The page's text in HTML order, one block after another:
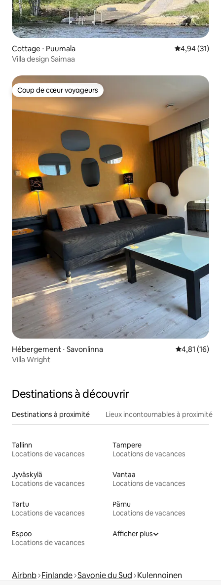
Cottage ⋅ Puumala Évaluation
4,94 (31)
Villa design Saimaa
Coup de cœur voyageurs
Coup de cœur voyageurs
Hébergement ⋅ Savonlinna Évaluation
4,81 (16)
Villa Wright
Destinations à découvrir
Destinations à proximité Lieux incontournables à proximité
Tallinn
Locations de vacances
Tampere
Locations de vacances
Jyväskylä
Locations de vacances
Vantaa
Locations de vacances
Tartu
Locations de vacances
Pärnu
Locations de vacances
Espoo
Locations de vacances
Afficher plus
Airbnb Finlande Savonie du Sud Kulennoinen